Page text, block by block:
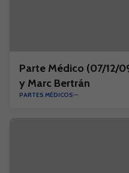
Parte Médico (07/12/
y Marc Bertrán
PARTES MÉDICOS